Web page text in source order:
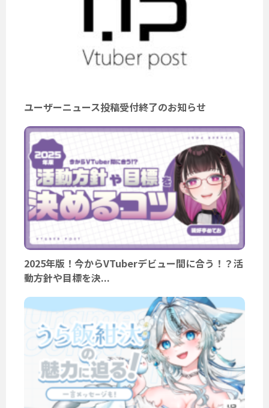
ユーザーニュース投稿受付終了のお知らせ
2025年版！今からVTuberデビュー間に合う！？活
動方針や目標を決...